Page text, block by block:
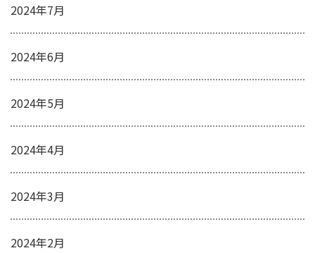
2024年7月
2024年6月
2024年5月
2024年4月
2024年3月
2024年2月